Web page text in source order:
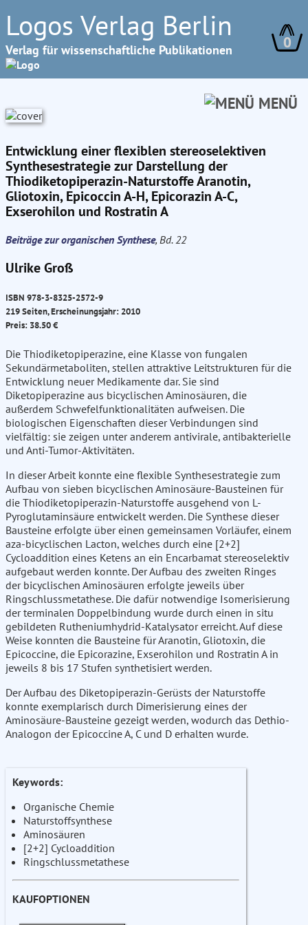
Logos Verlag Berlin
Verlag für wissenschaftliche Publikationen 0
MENÜ
Entwicklung einer flexiblen stereoselektiven
Synthesestrategie zur Darstellung der
Thiodiketopiperazin-Naturstoffe Aranotin,
Gliotoxin, Epicoccin A-H, Epicorazin A-C,
Exserohilon und Rostratin A
Beiträge zur organischen Synthese, Bd. 22
Ulrike Groß
ISBN 978-3-8325-2572-9
219 Seiten, Erscheinungsjahr: 2010
Preis: 38.50 €
Die Thiodiketopiperazine, eine Klasse von fungalen
Sekundärmetaboliten, stellen attraktive Leitstrukturen für die
Entwicklung neuer Medikamente dar. Sie sind
Diketopiperazine aus bicyclischen Aminosäuren, die
außerdem Schwefelfunktionalitäten aufweisen. Die
biologischen Eigenschaften dieser Verbindungen sind
vielfältig: sie zeigen unter anderem antivirale, antibakterielle
und Anti-Tumor-Aktivitäten.
In dieser Arbeit konnte eine flexible Synthesestrategie zum
Aufbau von sieben bicyclischen Aminosäure-Bausteinen für
die Thiodiketopiperazin-Naturstoffe ausgehend von L-
Pyroglutaminsäure entwickelt werden. Die Synthese dieser
Bausteine erfolgte über einen gemeinsamen Vorläufer, einem
aza-bicyclischen Lacton, welches durch eine [2+2]
Cycloaddition eines Ketens an ein Encarbamat stereoselektiv
aufgebaut werden konnte. Der Aufbau des zweiten Ringes
der bicyclischen Aminosäuren erfolgte jeweils über
Ringschlussmetathese. Die dafür notwendige Isomerisierung
der terminalen Doppelbindung wurde durch einen in situ
gebildeten Rutheniumhydrid-Katalysator erreicht. Auf diese
Weise konnten die Bausteine für Aranotin, Gliotoxin, die
Epicoccine, die Epicorazine, Exserohilon und Rostratin A in
jeweils 8 bis 17 Stufen synthetisiert werden.
Der Aufbau des Diketopiperazin-Gerüsts der Naturstoffe
konnte exemplarisch durch Dimerisierung eines der
Aminosäure-Bausteine gezeigt werden, wodurch das Dethio-
Analogon der Epicoccine A, C und D erhalten wurde.
Keywords:
Organische Chemie
Naturstoffsynthese
Aminosäuren
[2+2] Cycloaddition
Ringschlussmetathese
KAUFOPTIONEN